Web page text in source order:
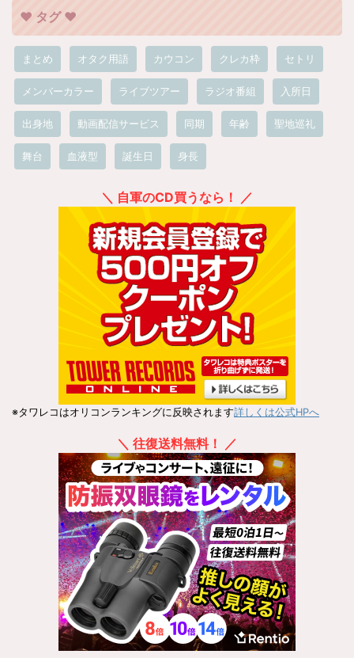
❤︎ タグ ❤︎
まとめ オタク用語 カウコン クレカ枠 セトリ
メンバーカラー ライブツアー ラジオ番組 入所日
出身地 動画配信サービス 同期 年齢 聖地巡礼
舞台 血液型 誕生日 身長
＼ 自軍のCD買うなら！ ／
※タワレコはオリコンランキングに反映されます詳しくは公式HPへ
＼ 往復送料無料！ ／